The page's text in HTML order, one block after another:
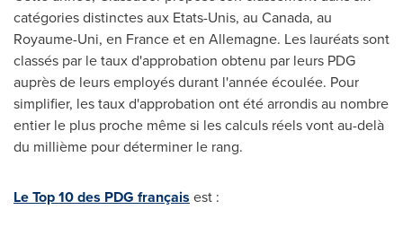
catégories distinctes aux Etats-Unis, au Canada, au
Royaume-Uni, en Franceet en Allemagne. Les lauréats sont
classés par le taux d'approbation obtenu par leurs PDG
auprès de leurs employés durant l'année écoulée. Pour
simplifier, les taux d'approbation ont été arrondis au nombre
entier le plus proche même si les calculs réels vont au-delà
du millième pour déterminer le rang.
Le Top 10 des PDG français est :